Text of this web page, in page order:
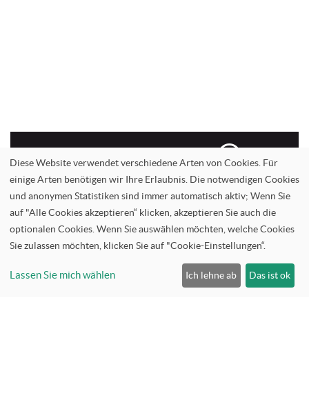
Service anfrage
Diese Website verwendet verschiedene Arten von Cookies. Für
einige Arten benötigen wir Ihre Erlaubnis. Die notwendigen Cookies
und anonymen Statistiken sind immer automatisch aktiv; Wenn Sie
auf "Alle Cookies akzeptieren“ klicken, akzeptieren Sie auch die
optionalen Cookies. Wenn Sie auswählen möchten, welche Cookies
Sie zulassen möchten, klicken Sie auf "Cookie-Einstellungen“.
Lassen Sie mich wählen Ich lehne ab Das ist ok